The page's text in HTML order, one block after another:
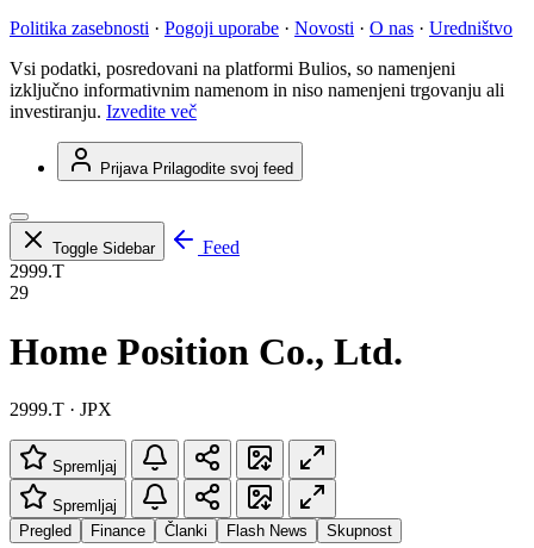
Politika zasebnosti · Pogoji uporabe · Novosti · O nas · Uredništvo
Vsi podatki, posredovani na platformi Bulios, so namenjeni
izključno informativnim namenom in niso namenjeni trgovanju ali
investiranju. Izvedite več
Prijava Prilagodite svoj feed
Toggle Sidebar
Feed
2999.T
29
Home Position Co., Ltd.
2999.T · JPX
Spremljaj
Spremljaj
Pregled
Finance Članki Flash News Skupnost